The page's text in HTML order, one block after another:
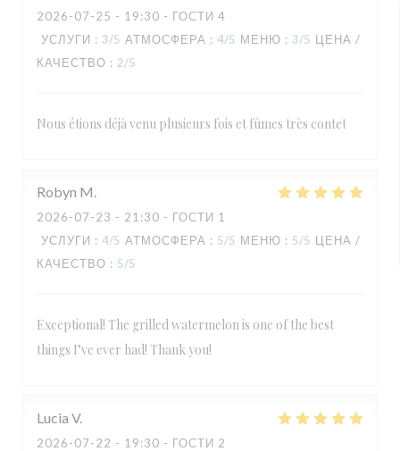
2026-07-25 - 19:30 - ГОСТИ 4
УСЛУГИ : 3/5 АТМОСФЕРА : 4/5 МЕНЮ : 3/5 ЦЕНА /
КАЧЕСТВО : 2/5
Nous étions déjà venu plusieurs fois et fûmes très contet
Robyn M
2026-07-23 - 21:30 - ГОСТИ 1
УСЛУГИ : 4/5 АТМОСФЕРА : 5/5 МЕНЮ : 5/5 ЦЕНА /
КАЧЕСТВО : 5/5
Exceptional! The grilled watermelon is one of the best
things I’ve ever had! Thank you!
Lucia V
2026-07-22 - 19:30 - ГОСТИ 2